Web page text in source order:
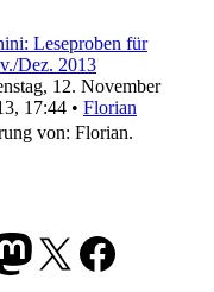
Leseproben für
Dez. 2013
12. November
17:44 • Florian
von: Florian.
uns auf Mastodon
X Folgt uns auf